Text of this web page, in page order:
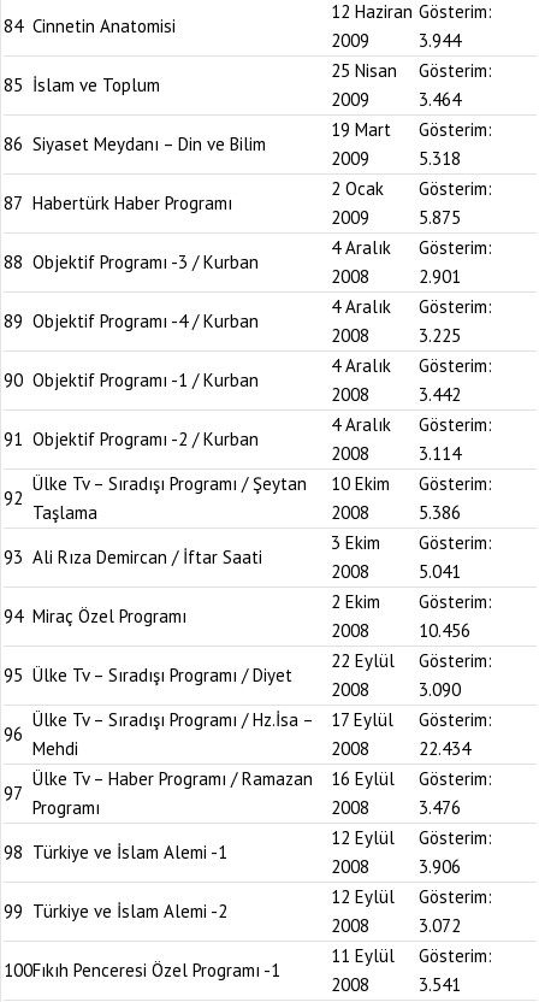
84 Cinnetin Anatomisi
12 Haziran
2009
Gösterim:
3.944
85 İslam ve Toplum
25 Nisan
2009
Gösterim:
3.464
86 Siyaset Meydanı – Din ve Bilim
19 Mart
2009
Gösterim:
5.318
87 Habertürk Haber Programı
2 Ocak
2009
Gösterim:
5.875
88 Objektif Programı -3 / Kurban
4 Aralık
2008
Gösterim:
2.901
89 Objektif Programı -4 / Kurban
4 Aralık
2008
Gösterim:
3.225
90 Objektif Programı -1 / Kurban
4 Aralık
2008
Gösterim:
3.442
91 Objektif Programı -2 / Kurban
4 Aralık
2008
Gösterim:
3.114
92
Ülke Tv – Sıradışı Programı / Şeytan
Taşlama
10 Ekim
2008
Gösterim:
5.386
93 Ali Rıza Demircan / İftar Saati
3 Ekim
2008
Gösterim:
5.041
94 Miraç Özel Programı
2 Ekim
2008
Gösterim:
10.456
95 Ülke Tv – Sıradışı Programı / Diyet
22 Eylül
2008
Gösterim:
3.090
96
Ülke Tv – Sıradışı Programı / Hz.İsa –
Mehdi
17 Eylül
2008
Gösterim:
22.434
97
Ülke Tv – Haber Programı / Ramazan
Programı
16 Eylül
2008
Gösterim:
3.476
98 Türkiye ve İslam Alemi -1
12 Eylül
2008
Gösterim:
3.906
99 Türkiye ve İslam Alemi -2
12 Eylül
2008
Gösterim:
3.072
100Fıkıh Penceresi Özel Programı -1
11 Eylül
2008
Gösterim:
3.541